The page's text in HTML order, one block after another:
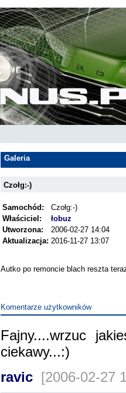
Galeria
Czołg:-)
Samochód:
Czołg:-)
Właściciel:
łobuz
Utworzona:
2006-02-27 14:04
Aktualizacja: 2016-11-27 13:07
Autko po remoncie blach reszta
Komentarze użytkowników
Fajny....wrzuc
ciekawy...:)
ravic [2006-02-27